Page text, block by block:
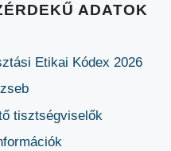
ADATOK
Etikai Kódex 2026
tisztségviselők